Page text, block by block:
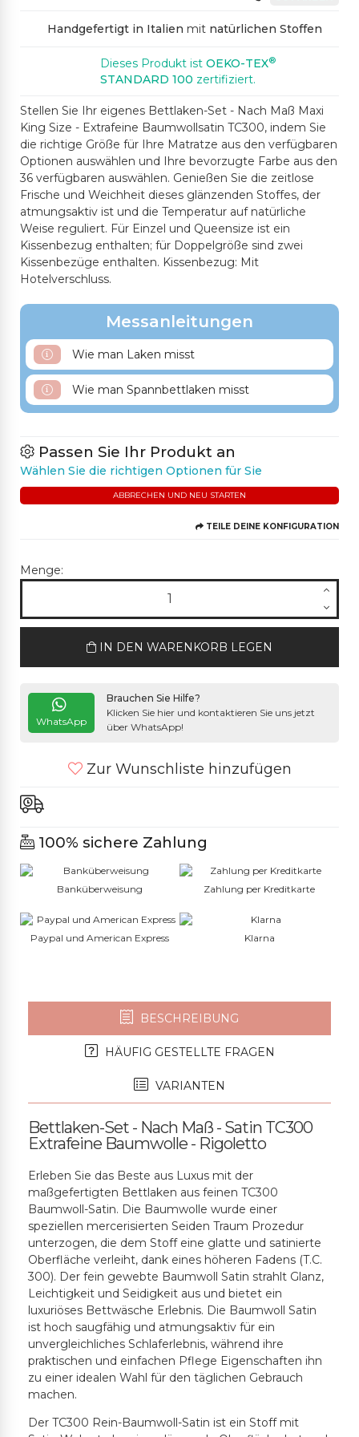
RALLENRO
E
R
325SP DUNKELBLAU 637SP TÜRKIS 27SP BLAUGRÜN 449CH BLASSGRÜN
Handgefertigt in Italien mit natürlichen Stoffen
Dieses Produkt ist OEKO-TEX®
STANDARD 100 zertifiziert.
Stellen Sie Ihr eigenes Bettlaken-Set - Nach Maß Maxi
King Size - Extrafeine Baumwollsatin TC300, indem Sie
die richtige Größe für Ihre Matratze aus den verfügbaren
Optionen auswählen und Ihre bevorzugte Farbe aus den
36 verfügbaren auswählen. Genießen Sie die zeitlose
Frische und Weichheit dieses glänzenden Stoffes, der
atmungsaktiv ist und die Temperatur auf natürliche
Weise reguliert. Für Einzel und Queensize ist ein
Kissenbezug enthalten; für Doppelgröße sind zwei
Kissenbezüge enthalten. Kissenbezug: Mit
Hotelverschluss.
Messanleitungen
Wie man Laken misst
Wie man Spannbettlaken misst
Passen Sie Ihr Produkt an
Wählen Sie die richtigen Optionen für Sie
ABBRECHEN UND NEU STARTEN
TEILE DEINE KONFIGURATION
Menge:
IN DEN WARENKORB LEGEN
WhatsApp
Brauchen Sie Hilfe?
Klicken Sie hier und kontaktieren Sie uns jetzt
über WhatsApp!
Zur Wunschliste hinzufügen
100% sichere Zahlung
Banküberweisung Zahlung per Kreditkarte
Paypal und American Express Klarna
BESCHREIBUNG
HÄUFIG GESTELLTE FRAGEN
VARIANTEN
Bettlaken-Set - Nach Maß - Satin TC300
Extrafeine Baumwolle - Rigoletto
Erleben Sie das Beste aus Luxus mit der
maßgefertigten Bettlaken aus feinen TC300
Baumwoll-Satin. Die Baumwolle wurde einer
speziellen mercerisierten Seiden Traum Prozedur
unterzogen, die dem Stoff eine glatte und satinierte
Oberfläche verleiht, dank eines höheren Fadens (T.C.
300). Der fein gewebte Baumwoll Satin strahlt Glanz,
Leichtigkeit und Seidigkeit aus und bietet ein
luxuriöses Bettwäsche Erlebnis. Die Baumwoll Satin
ist hoch saugfähig und atmungsaktiv für ein
unvergleichliches Schlaferlebnis, während ihre
praktischen und einfachen Pflege Eigenschaften ihn
zu einer idealen Wahl für den täglichen Gebrauch
machen.
Der TC300 Rein-Baumwoll-Satin ist ein Stoff mit